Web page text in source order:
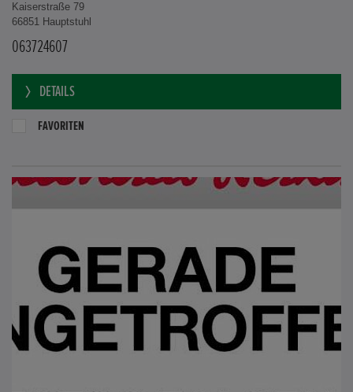
Kaiserstraße 79
66851 Hauptstuhl
063724607
DETAILS
FAVORITEN